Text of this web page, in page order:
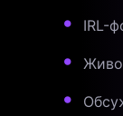
IRL-